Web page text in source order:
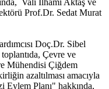
Vali İlhami Aktaş ve
Prof.Dr. Sedat Murat
Doç.Dr. Sibel
Çevre ve
Mühendisi Çiğdem
azaltılması amacıyla
Eylem Planı" hakkında,